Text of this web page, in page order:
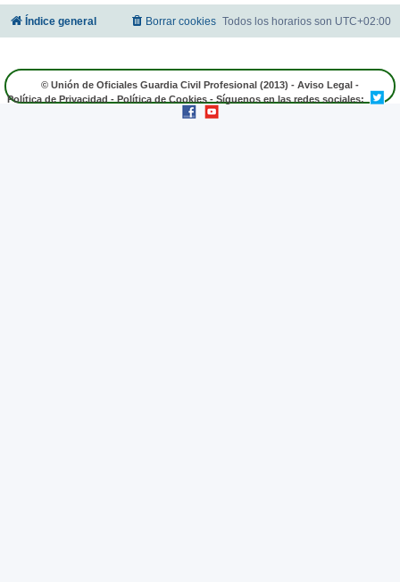
Índice general Todos los horarios son UTC+02:00
Borrar cookies
© Unión de Oficiales Guardia Civil Profesional (2013) - Aviso Legal -
Política de Privacidad-Política de Cookies- Síguenos en las redes sociales: